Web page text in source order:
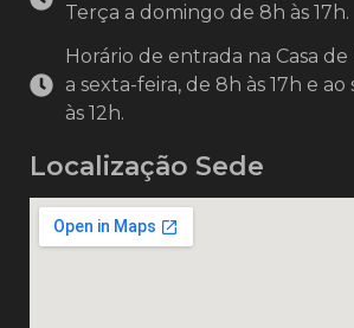
Terça a domingo de 8h às 17h.
Horário de entrada na Casa
a sexta-feira, de 8h às 17h e
às 12h.
Localização Sede